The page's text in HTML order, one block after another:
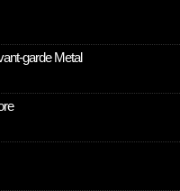
garde Metal